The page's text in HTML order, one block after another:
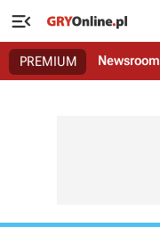

PREMIUM Newsroom